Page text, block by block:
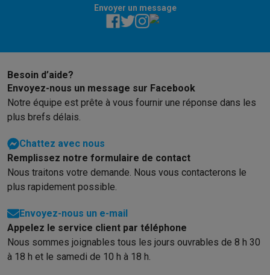
arrière jugé massif et peu esthétique. Le
prix, toujours plus élevé, limite le rapport
Envoyer un message
Besoin d’aide?
Envoyez-nous un message sur Facebook
Notre équipe est prête à vous fournir une réponse dans les
plus brefs délais.
Chattez avec nous
Remplissez notre formulaire de contact
Nous traitons votre demande. Nous vous contacterons le
plus rapidement possible.
Envoyez-nous un e-mail
Appelez le service client par téléphone
Nous sommes joignables tous les jours ouvrables de 8 h 30
à 18 h et le samedi de 10 h à 18 h.